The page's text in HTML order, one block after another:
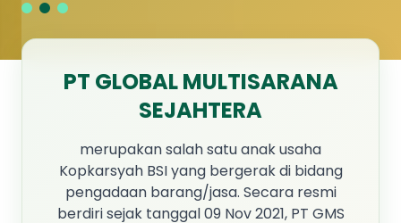
PT GLOBAL MULTISARANA
SEJAHTERA
merupakan salah satu anak usaha
Kopkarsyah BSI yang bergerak di bidang
pengadaan barang/jasa. Secara resmi
berdiri sejak tanggal 09 Nov 2021, PT GMS